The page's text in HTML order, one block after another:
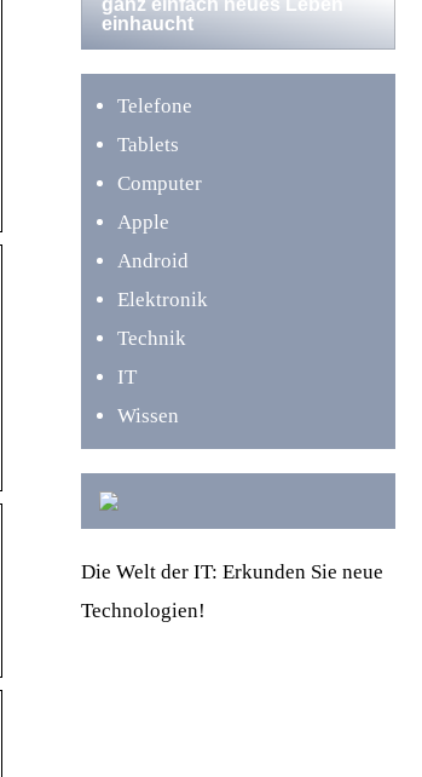
ganz einfach neues Leben
einhaucht
Telefone
Tablets
Computer
Apple
Android
Elektronik
Technik
IT
Wissen
Die Welt der IT: Erkunden Sie neue
Technologien!